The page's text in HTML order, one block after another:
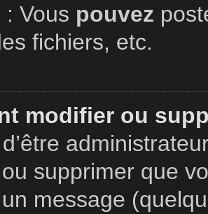
Vous pouvez
fichiers, etc.
modifier ou
supprimer que
message